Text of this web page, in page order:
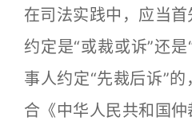
在司法实践中，应当
约定是“或裁或诉”还
事人约定“先裁后诉”
合《中华人民共和国